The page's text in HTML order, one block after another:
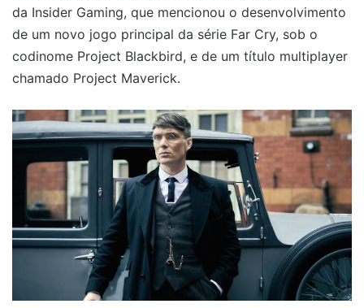
da Insider Gaming, que mencionou o desenvolvimento
de um novo jogo principal da série Far Cry, sob o
codinome Project Blackbird, e de um título multiplayer
chamado Project Maverick.